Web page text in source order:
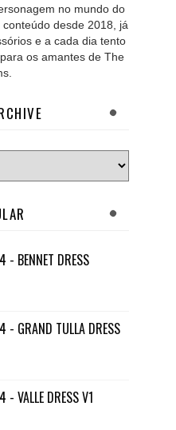
no mundo do
desde 2018, já
e a cada dia tento
os amantes de The
- BENNET DRESS
- GRAND TULLA DRESS
- VALLE DRESS V1